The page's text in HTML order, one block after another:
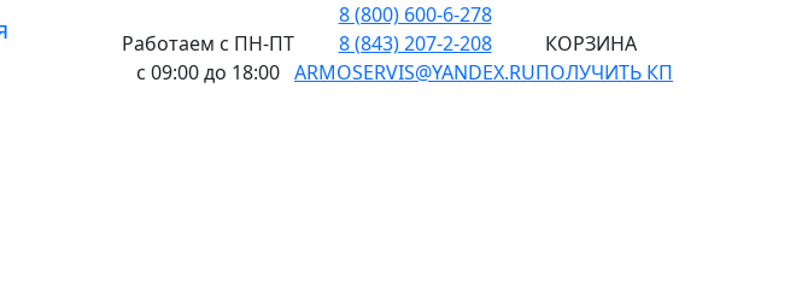
Работаем с ПН-ПТ
с 09:00 до 18:00
8 (800) 600-6-278
8 (843) 207-2-208
ARMOSERVIS@YANDEX.RU
КОРЗИНА
ПОЛУЧИТЬ КП